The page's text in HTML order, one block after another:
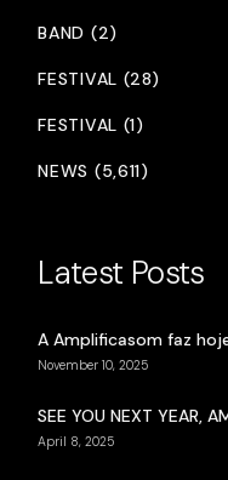
BAND (2)
FESTIVAL (28)
FESTIVAL (1)
NEWS (5,611)
Latest Posts
A Amplificasom faz
November 10, 2025
SEE YOU NEXT YEAR,
April 8, 2025